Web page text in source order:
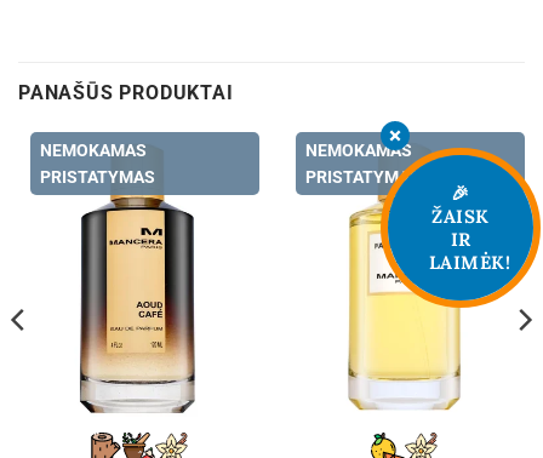
PANAŠŪS PRODUKTAI
NEMOKAMAS
PRISTATYMAS
NEMOKAMAS
PRISTATYMAS
🎉
ŽAISK
IR
LAIMĖK!